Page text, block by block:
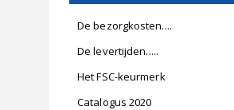
De bezorgkosten....
De levertijden.....
Het FSC-keurmerk
Catalogus 2020